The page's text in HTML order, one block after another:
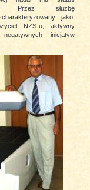
Przez służbę
jako:
NZS-u, aktywny
inicjatyw